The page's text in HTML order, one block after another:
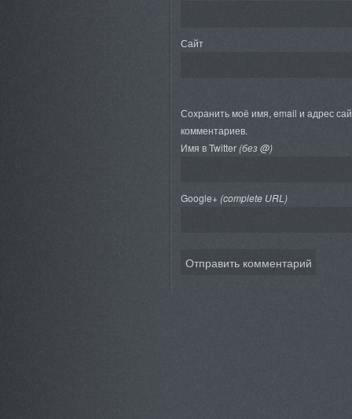
Сайт
Сохранить моё имя, email и адрес
комментариев.
Имя в Twitter(без @)
Google+(complete URL)